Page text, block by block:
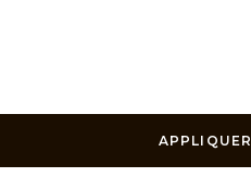
APPLIQUER